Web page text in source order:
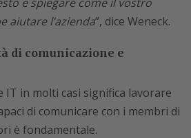
aiutare l’azienda”, dice Weneck.
di comunicazione e
IT in molti casi significa lavorare
di comunicare con i membri di
è fondamentale.